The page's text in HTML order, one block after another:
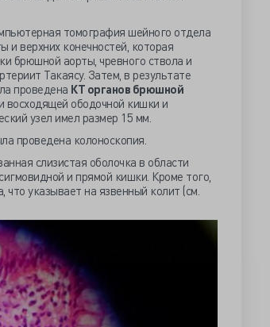
томография шейного отдела
и верхних конечностей, которая
брюшной аорты, чревного ствола и
Такаясу. Затем, в результате
проведена КТ органов брюшной
восходящей ободочной кишки и
узел имел размер 15 мм.
проведена колоноскопия.
слизистая оболочка в области
и прямой кишки. Кроме того,
что указывает на язвенный колит (см.